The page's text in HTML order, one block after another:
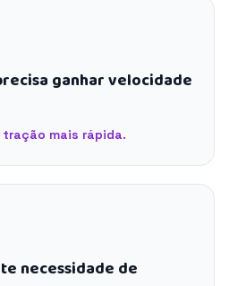
ganhar velocidade
mais rápida.
necessidade de